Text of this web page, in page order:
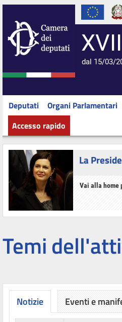
dal 15/03/
Deputati Organi Parlamentari
Accesso rapido
La
Vai alla home
Temi
Notizie Eventi e